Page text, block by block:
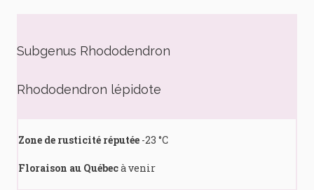
Subgenus Rhododendron
Rhododendron lépidote
Zone de rusticité réputée -23 °C
Floraison au Québecà venir